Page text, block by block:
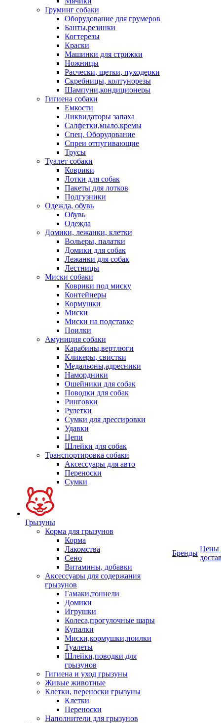
Груминг собаки
Оборудование для грумеров
Банты,резинки
Когтерезы
Краски
Машинки для стрижки
Ножницы
Расчески, щетки, пуходерки
Скребницы, колтунорезы
Шампуни,кондиционеры
Гигиена собаки
Емкости
Ликвидаторы запаха
Салфетки,мыло,кремы
Спец. Оборудование
Спреи отпугивающие
Трусы
Туалет собаки
Коврики
Лотки для собак
Пакеты для лотков
Подгузники
Одежда, обувь
Обувь
Одежда
Домики, лежанки, клетки
Вольеры, палатки
Домики для собак
Лежанки для собак
Лестницы
Миски собаки
Коврики под миску
Контейнеры
Кормушки
Миски
Миски на подставке
Поилки
Амуниция собаки
Карабины,вертлюги
Кликеры, свистки
Медальоны,адресники
Намордники
Ошейники для собак
Поводки для собак
Ринговки
Рулетки
Сумки для дрессировки
Удавки
Цепи
Шлейки для собак
Транспортировка собаки
Аксессуары для авто
Переноски
Сумки
Грызуны
Корма для грызунов
Корма
Лакомства
Сено
Витамины, добавки
Аксессуары для содержания
грызунов
Гамаки,тоннели
Домики
Игрушки
Колеса,прогулочные шары
Купалки
Миски,кормушки,поилки
Туалеты
Шлейки,поводки для
грызунов
Гигиена и уход грызуны
Живые животные
Клетки, переноски грызуны
Клетки
Переноски
Наполнители для грызунов
Бренды
Цены